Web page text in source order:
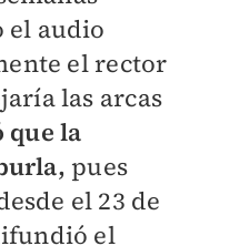
el audio
el rector
las arcas
que la
pues
el 23 de
el